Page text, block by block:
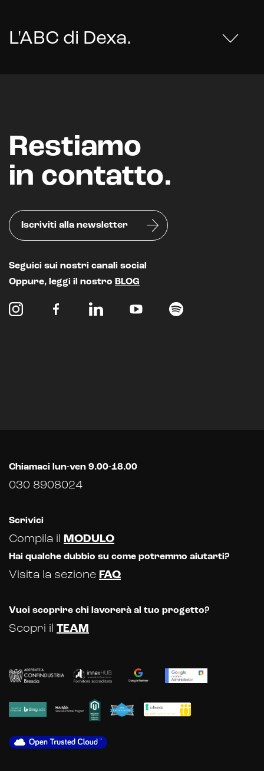
IoT (Internet of Things)
Blockchain
Analisi predittiva
Realtà Aumentata
Realtà Virtuale
L'ABC di Dexa.
Restiamo
in contatto.
Iscriviti alla newsletter
Seguici sui nostri canali social
Oppure, leggi il nostro BLOG
Chiamaci lun-ven 9.00-18.00
030 8908024
Scrivici
Compila il MODULO
Hai qualche dubbio su come potremmo aiutarti?
Visita la sezione FAQ
Vuoi scoprire chi lavorerà al tuo progetto?
Scopri il TEAM